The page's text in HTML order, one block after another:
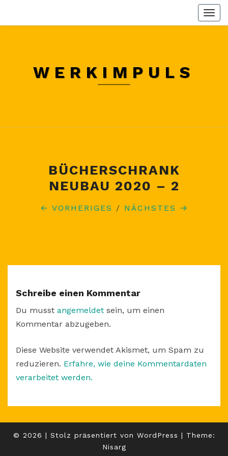
WERKIMPULS
BÜCHERSCHRANK
NEUBAU 2020 – 2
← VORHERIGES / NÄCHSTES →
Schreibe einen Kommentar
Du musst angemeldet sein, um einen
Kommentar abzugeben.
Diese Website verwendet Akismet, um Spam zu
reduzieren. Erfahre, wie deine Kommentardaten
verarbeitet werden.
© 2026 | Stolz präsentiert von WordPress | Theme:
Nisarg